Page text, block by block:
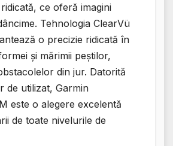
ce oferă imagini
Tehnologia ClearVü
o precizie ridicată în
și mărimii peștilor,
din jur. Datorită
de utilizat, Garmin
este o alegere excelentă
de toate nivelurile de